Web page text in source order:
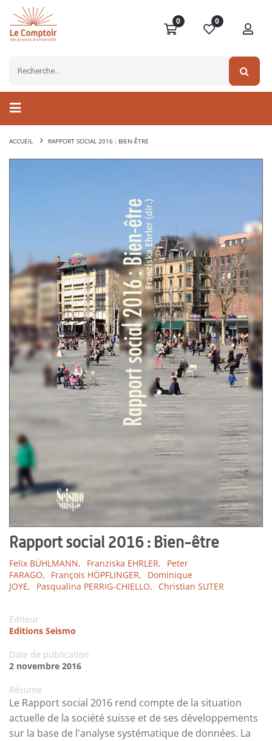
0 0
ACCUEIL RAPPORT SOCIAL 2016 : BIEN-ÊTRE
Rapport social 2016 : Bien-être
Felix BÜHLMANN, Franziska EHRLER,
Peter
FARAGO,
François HÖPFLINGER,
Dominique
JOYE,
Pasqualina PERRIG-CHIELLO, Christian SUTER
Editeur
Editions Seismo
Date de publication
2 novembre 2016
Résumé
Le Rapport social 2016 rend compte de la situation
actuelle de la société suisse et de ses développements
sur la base de l'analyse systématique de données. La